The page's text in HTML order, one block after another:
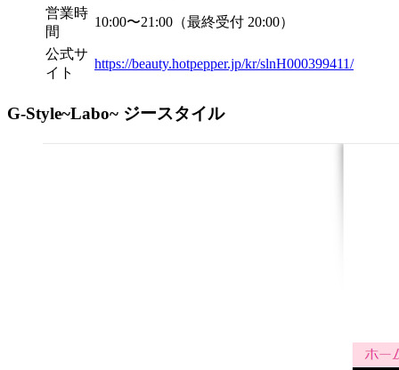
営業時
間
10:00〜21:00（最終受付 20:00）
公式サ
イト
https://beauty.hotpepper.jp/kr/slnH000399411/
G-Style~Labo~ ジースタイル